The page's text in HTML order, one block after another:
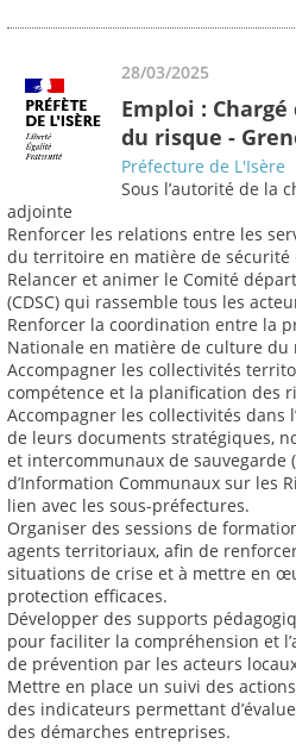
28/03/2025
Emploi :
du risque -
Préfecture de L'Isère
Sous l’autorité de la
adjointe
Renforcer les relations entre les
du territoire en matière de sécurité
Relancer et animer le Comité
(CDSC) qui rassemble tous les
Renforcer la coordination entre la
Nationale en matière de culture du
Accompagner les collectivités
compétence et la planification des
Accompagner les collectivités dans
de leurs documents stratégiques,
et intercommunaux de sauvegarde
d’Information Communaux sur les
lien avec les sous-préfectures.
Organiser des sessions de
agents territoriaux, afin de
situations de crise et à mettre en
protection efficaces.
Développer des supports
pour faciliter la compréhension et
de prévention par les acteurs
Mettre en place un suivi des
des indicateurs permettant
des démarches entreprises.